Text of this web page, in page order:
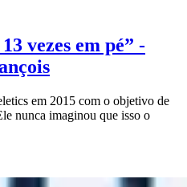
vezes em pé” -
em 2015 com o objetivo de
nunca imaginou que isso o